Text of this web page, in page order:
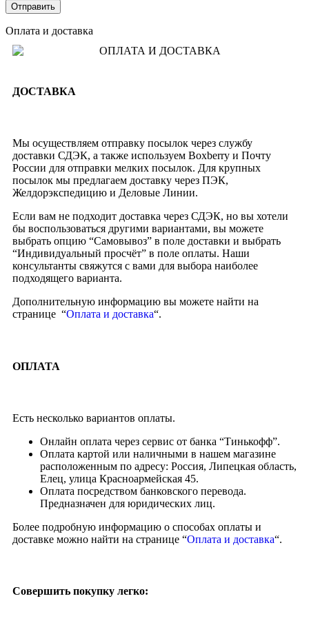
Оплата и доставка
ДОСТАВКА
Мы осуществляем отправку посылок через службу
доставки СДЭК, а также используем Boxberry и Почту
России для отправки мелких посылок. Для крупных
посылок мы предлагаем доставку через ПЭК,
Желдорэкспедицию и Деловые Линии.
Если вам не подходит доставка через СДЭК, но вы хотели
бы воспользоваться другими вариантами, вы можете
выбрать опцию “Самовывоз” в поле доставки и выбрать
“Индивидуальный просчёт” в поле оплаты. Наши
консультанты свяжутся с вами для выбора наиболее
подходящего варианта.
Дополнительную информацию вы можете найти на
странице “Оплата и доставка“.
ОПЛАТА
Есть несколько вариантов оплаты.
Онлайн оплата через сервис от банка “Тинькофф”.
Оплата картой или наличными в нашем магазине
расположенным по адресу: Россия, Липецкая область,
Елец, улица Красноармейская 45.
Оплата посредством банковского перевода.
Предназначен для юридических лиц.
Более подробную информацию о способах оплаты и
доставке можно найти на странице “Оплата и доставка“.
Совершить покупку легко: